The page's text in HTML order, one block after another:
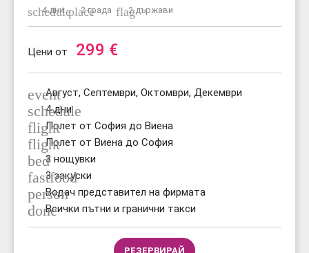
schedule
4 дни ·place2 града ·flag2 държави
Цени от 299 €
event
Август, Септември, Октомври, Декември
schedule
4 дни
flightПолет от София до Виена
flightПолет от Виена до София
bed3 нощувки
fastfood
3 закуски
person
Водач представител на фирмата
doneВсички пътни и гранични такси
РЕЗЕРВИРАЙ